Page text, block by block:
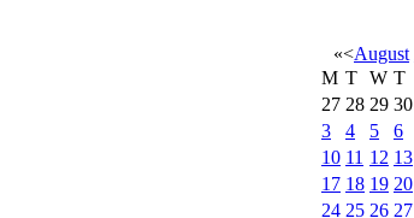
«<August
M T W T
27 28 29 30
3
4 5 6
10 11 12 13
17 18 19 20
24 25 26 27